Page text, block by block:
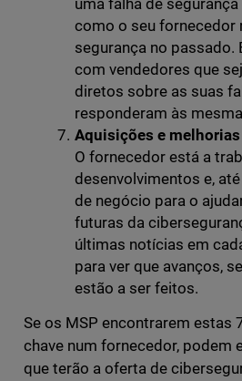
uma falha de
como o seu fornecedor
segurança no passado.
com vendedores que
diretos sobre as suas
responderam às
Aquisições e
O fornecedor está a
desenvolvimentos e,
de negócio para o
futuras da
últimas notícias em
para ver que avanços,
estão a ser feitos.
Se os MSP encontrarem estas
chave num fornecedor, podem
que terão a oferta de